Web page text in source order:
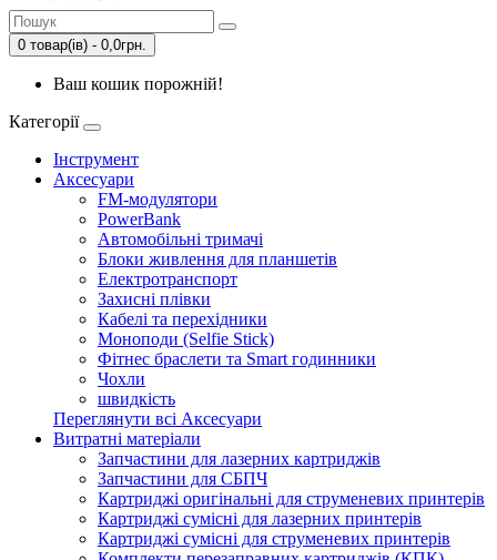
0 товар(ів) - 0,0грн.
Ваш кошик порожній!
Категорії
Інструмент
Аксесуари
FM-модулятори
PowerBank
Автомобільні тримачі
Блоки живлення для планшетів
Електротранспорт
Захисні плівки
Кабелі та перехідники
Моноподи (Selfie Stick)
Фітнес браслети та Smart годинники
Чохли
швидкість
Переглянути всі Аксесуари
Витратні матеріали
Запчастини для лазерних картриджів
Запчастини для СБПЧ
Картриджі оригінальні для струменевих принтерів
Картриджі сумісні для лазерних принтерів
Картриджі сумісні для струменевих принтерів